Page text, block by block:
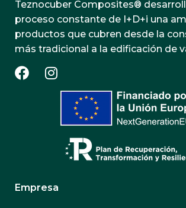
Teznocuber Composites®
proceso constante de I+D+i una
productos que cubren desde la
más tradicional a la edificación de
Empresa